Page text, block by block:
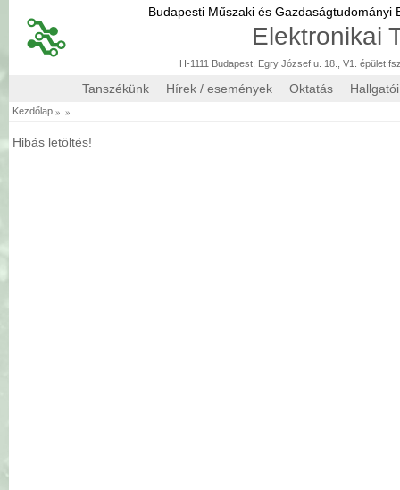
Budapesti Műszaki és Gazdaságtudományi
Elektronikai
H-1111 Budapest, Egry József u. 18., V1. épület
Tanszékünk Hírek / események Oktatás
Kezdőlap » »
Hibás letöltés!